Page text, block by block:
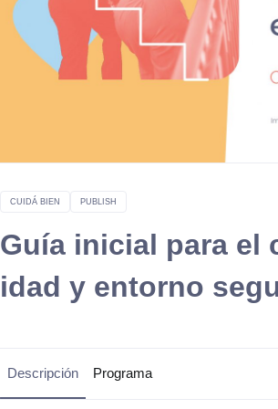
CUIDÁ BIEN PUBLISH
Guía inicial para el
idad y entorno
Descripción Programa